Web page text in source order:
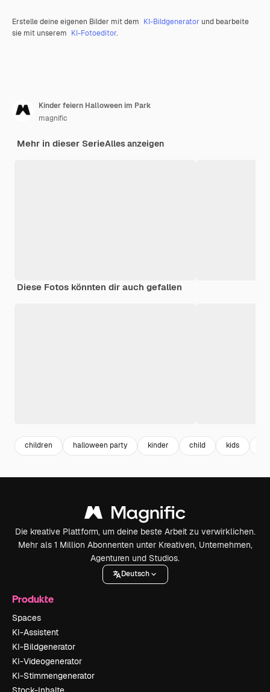
Erstelle deine eigenen Bilder mit dem KI-Bildgenerator und bearbeite
sie mit unserem KI-Fotoeditor.
Kinder feiern Halloween im Park
magnific
Mehr in dieser SerieAlles anzeigen
Diese Fotos könnten dir auch gefallen
children halloween party kinder child kids
Die kreative Plattform, um deine beste Arbeit zu verwirklichen.
Mehr als 1 Million Abonnenten unter Kreativen, Unternehmen,
Agenturen und Studios.
Deutsch
Produkte
Spaces
KI-Assistent
KI-Bildgenerator
KI-Videogenerator
KI-Stimmengenerator